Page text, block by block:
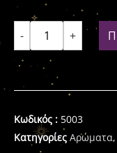
- +
Κωδικός : 5003
Κατηγορίες Αρώματα,